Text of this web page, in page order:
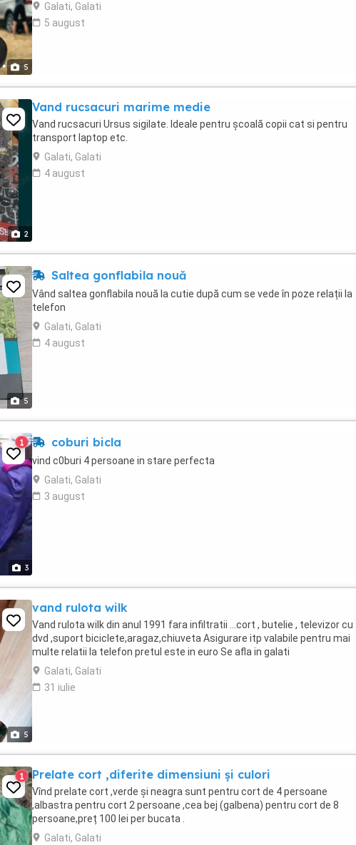
5
Galati, Galati
5 august
2
Vand rucsacuri marime medie
Vand rucsacuri Ursus sigilate. Ideale pentru școală copii cat si pentru
transport laptop etc.
Galati, Galati
4 august
5
Saltea gonflabila nouă
Vând saltea gonflabila nouă la cutie după cum se vede în poze relații la
telefon
Galati, Galati
4 august
3
1 coburi bicla
vind c0buri 4 persoane in stare perfecta
Galati, Galati
3 august
5
vand rulota wilk
Vand rulota wilk din anul 1991 fara infiltratii ...cort , butelie , televizor cu
dvd ,suport biciclete,aragaz,chiuveta Asigurare itp valabile pentru mai
multe relatii la telefon pretul este in euro Se afla in galati
Galati, Galati
31 iulie
1 Prelate cort ,diferite dimensiuni și culori
Vînd prelate cort ,verde și neagra sunt pentru cort de 4 persoane
,albastra pentru cort 2 persoane ,cea bej (galbena) pentru cort de 8
persoane,preț 100 lei per bucata .
Galati, Galati